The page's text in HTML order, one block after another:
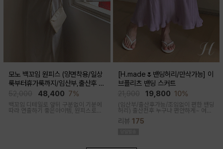
모노 백꼬임 원피스 (양면착용/일상
룩부터휴가룩까지/임산부,출산후 가
48,400 7%
백꼬임 디테일로 앞뒤 구분없이 기분에
따라 연출하기 좋은아이템, 원피스로도,
[H.made🌷밴딩허리/만삭가능] 이
브플리츠 밴딩 스커트
19,800 10%
(임산부/출산후가능/조임없이 편한 밴딩
허리) 출산전후 누구나 편안하게~ 여성
운 플리츠 스커트
리뷰 175